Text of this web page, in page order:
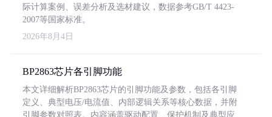
际计算案例、误差分析及选材建议，数据参考GB/T 4423-
2007等国家标准。
2026年8月4日
BP2863芯片各引脚功能
本文详细解析BP2863芯片的引脚功能及参数，包括各引脚
定义、典型电压/电流值、内部逻辑关系等核心数据，并附
引脚参数对照表。内容涵盖驱动配置、保护机制及典型应